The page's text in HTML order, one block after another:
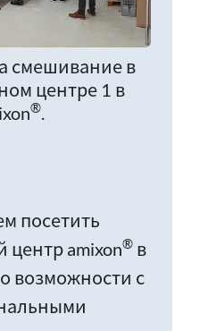
смешивание в
центре 1 в
®.
посетить
центр amixon® в
возможности с